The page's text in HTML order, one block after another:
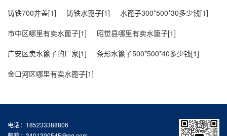
著提升防堵能力；高竹新菜市场专用盖板具备特定尺
寸......
重庆201隐形排水沟尺寸规格是多少？市政道路水篦常用在哪些场所？合川商场排水选用哪种外观美丽好用的产品？
市政与商业排水系统产品选择指南201隐形排水沟的尺寸
为100毫米至300毫米，深度在100毫米至150毫米之间，
长度通常为1米标准段，具体尺寸需根据场地荷载和排水
药厂对洁净与美观有要求的轻度排水区域，而配套的污
铸铁700井盖[1] 铸铁水篦子[1]
水篦子300*500*30多少钱[1]
市中区哪里有卖水篦子[1]
昭觉县哪里有卖水篦子[1]
广安区卖水篦子的厂家[1]
条形水篦子500*500*40多少钱[1]
金口河区哪里有卖水篦子[1]
电话：185233388806